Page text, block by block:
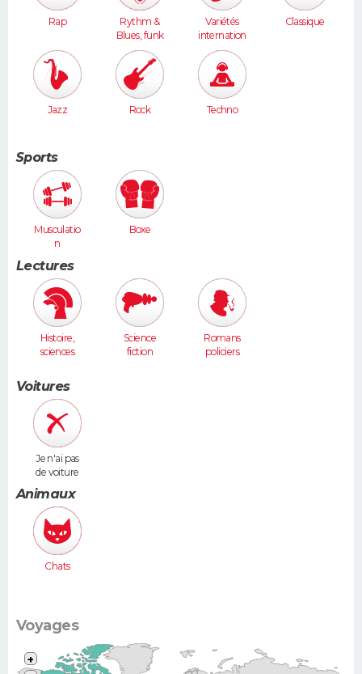
Rap
Rythm &
Blues, funk
Variétés
internation
ales
Classique
Jazz Rock Techno
Sports
Musculatio
n
Boxe
Lectures
Histoire,
sciences
Science
fiction
Romans
policiers
Voitures
Je n'ai pas
de voiture
Animaux
Chats
Voyages
+